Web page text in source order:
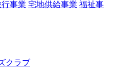
事業 宅地供給事業 福祉事
クラブ